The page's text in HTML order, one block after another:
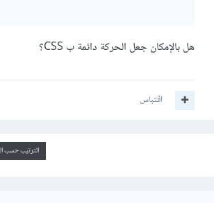
هل بالإمكان جعل الحركة دائمة ب CSS؟
اقتباس
الترتيب حسب